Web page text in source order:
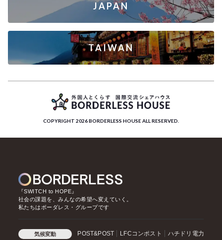
JAPAN
TAIWAN
COPYRIGHT 2026 BORDERLESS HOUSE ALL RESERVED.
『SWITCH to HOPE』
社会の課題を、みんなの希望へ変えていく。
私たちはボーダレス・グループです
気候変動 POST&POST LFCコンポスト ハチドリ電力